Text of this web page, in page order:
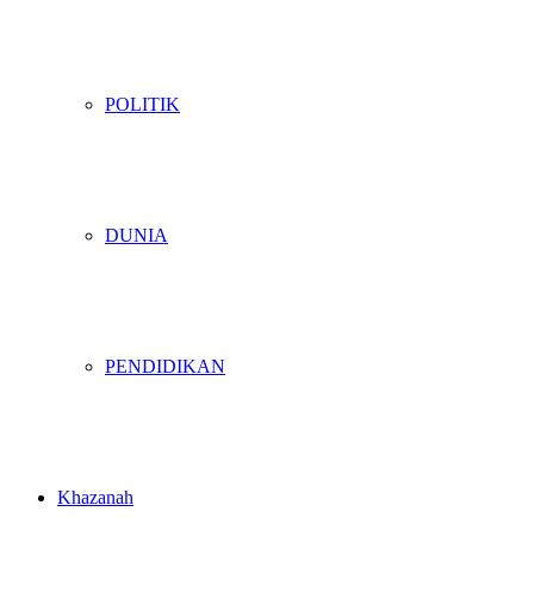
POLITIK
DUNIA
PENDIDIKAN
Khazanah